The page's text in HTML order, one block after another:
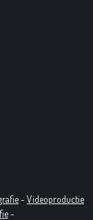
- Videoproductie
-